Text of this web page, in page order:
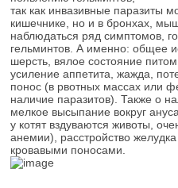
так как инвазивные паразиты
кишечнике, но и в бронхах,
наблюдаться ряд симптомов,
гельминтов. А именно: общее
шерсть, вялое состояние
усиление аппетита, жажда,
понос (в рвотных массах или
наличие паразитов). Также о
мелкое высыпание вокруг
у котят вздуваются животы,
анемии), расстройство
кровавыми поносами.